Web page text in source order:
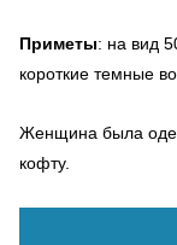
Приметы: на вид
короткие темные
Женщина была
кофту.